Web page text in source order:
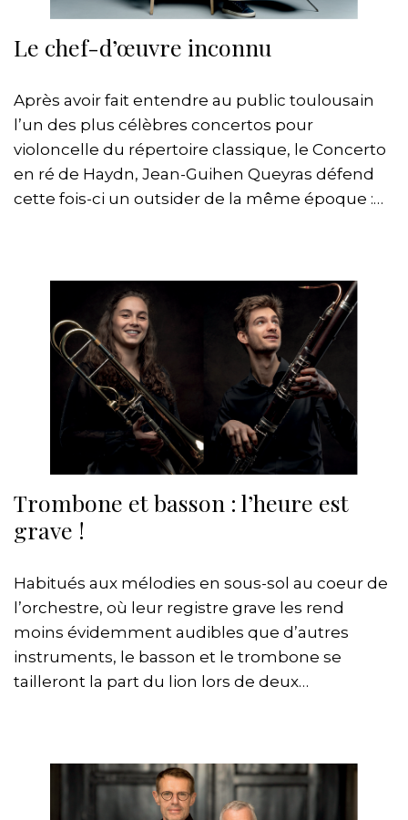
Le chef-d’œuvre inconnu
Après avoir fait entendre au public toulousain
l’un des plus célèbres concertos pour
violoncelle du répertoire classique, le Concerto
en ré de Haydn, Jean-Guihen Queyras défend
cette fois-ci un outsider de la même époque :…
Trombone et basson : l’heure est
grave !
Habitués aux mélodies en sous-sol au coeur de
l’orchestre, où leur registre grave les rend
moins évidemment audibles que d’autres
instruments, le basson et le trombone se
tailleront la part du lion lors de deux…